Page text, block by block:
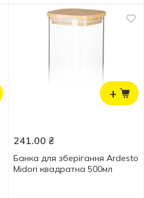
+
241.00 ₴
Банка для зберігання Ardesto
Midori квадратна 500мл